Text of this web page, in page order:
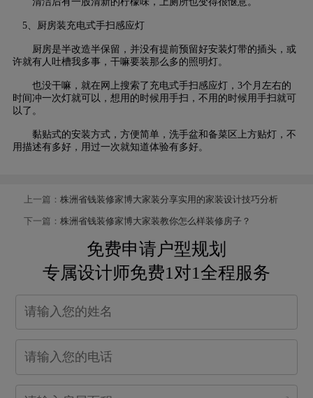
5、厨房装充电式手扫感应灯
厨房是半改造半保留，并没有提前预留好安装灯带的插头，或
许就有人吐槽我多事，干嘛要装那么多的照明灯。
也没干嘛，就在网上搜索了充电式手扫感应灯，3个月左右的
时间冲一次灯就可以，想用的时候用手扫，不用的时候用手扫就可
以了。
黏贴式的安装方式，方便简单，洗手盆和备菜区上方贴灯，不
用描述有多好，用过一次就知道体验有多好。
上一篇： 株洲省钱装修家博大家装分享实用的家装设计技巧分析
下一篇： 株洲省钱装修家博大家装教你怎么样装修房子？
免费申请户型规划
专属设计师免费1对1全程服务